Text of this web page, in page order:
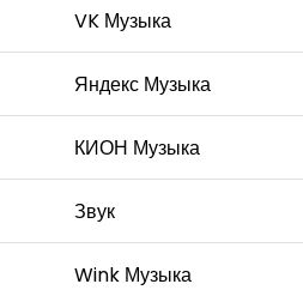
VK Музыка
Яндекс Музыка
КИОН Музыка
Звук
Wink Музыка